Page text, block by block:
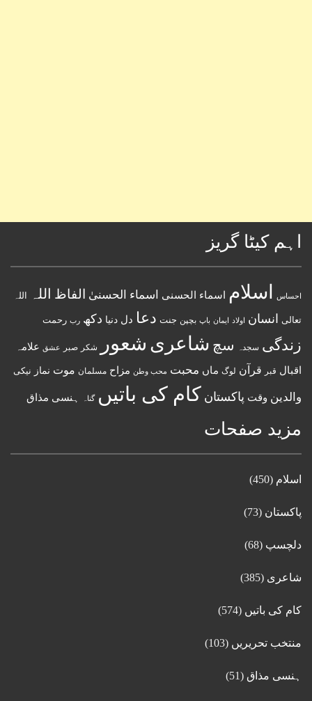
اہم کیٹا گریز
احساس اسلام اسماء الحسنى اسماء الحسنیٰ الفاظ اللہ اللہ
تعالی انسان اولاد ایمان باپ بچپن جنت دعا دل دنیا دکھ رب رحمت
زندگی سجدہ سچ شاعری شعور شکر صبر عشق علامہ
اقبال قبر قرآن لوگ ماں محبت محب وطن مزاح مسلمان موت نماز نیکی
والدین وقت پاکستان کام کی باتیں گناہ ہنسی مذاق
مزید صفحات
اسلام (450)
پاکستان (73)
دلچسپ (68)
شاعری (385)
کام کی باتیں (574)
منتخب تحریریں (103)
ہنسی مذاق (51)